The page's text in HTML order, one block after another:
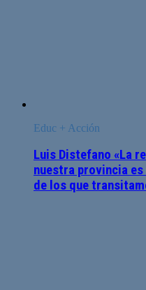
Educ + Acción
Luis Distefano «La
nuestra provincia
de los que